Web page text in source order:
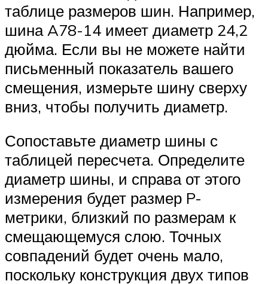
таблице размеров шин. Например,
шина A78-14 имеет диаметр 24,2
дюйма. Если вы не можете найти
письменный показатель вашего
смещения, измерьте шину сверху
вниз, чтобы получить диаметр.
Сопоставьте диаметр шины с
таблицей пересчета. Определите
диаметр шины, и справа от этого
измерения будет размер P-
метрики, близкий по размерам к
смещающемуся слою. Точных
совпадений будет очень мало,
поскольку конструкция двух типов